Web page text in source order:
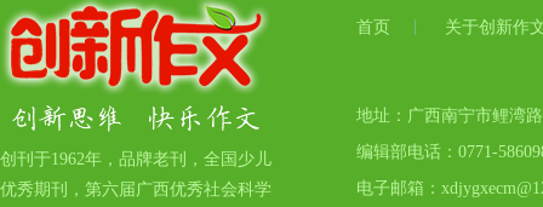
创刊于1962年，品牌老刊，全国少儿
优秀期刊，第六届广西优秀社会科学
首页 关于创新作
地址：广西南宁市鲤湾
编辑部电话：0771-
电子邮箱：